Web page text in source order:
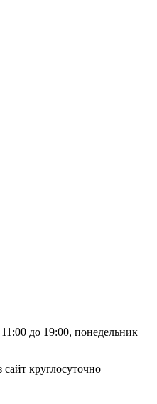
до 19:00, понедельник
сайт круглосуточно